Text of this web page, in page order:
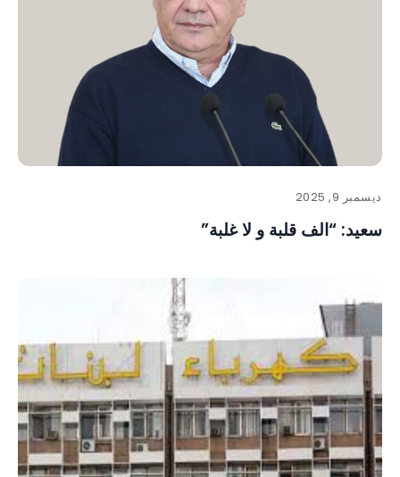
ديسمبر 9, 2025
سعيد: “الف قلبة و لا غلبة”